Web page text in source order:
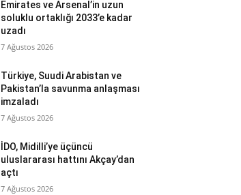
Emirates ve Arsenal’in uzun
soluklu ortaklığı 2033’e kadar
uzadı
7 Ağustos 2026
Türkiye, Suudi Arabistan ve
Pakistan’la savunma anlaşması
imzaladı
7 Ağustos 2026
İDO, Midilli’ye üçüncü
uluslararası hattını Akçay’dan
açtı
7 Ağustos 2026